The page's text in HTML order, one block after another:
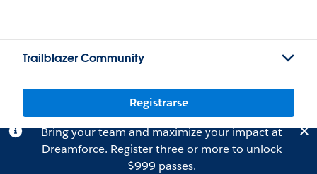
Trailblazer Community
Registrarse
Bring your team and maximize your impact at
Dreamforce. Registerthree or more to unlock
$999 passes.